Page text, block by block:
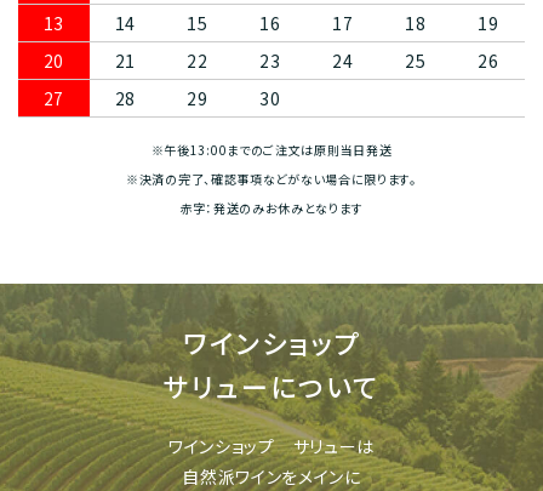
13
14 15 16 17 18
19
20
21 22 23 24 25
26
27
28 29 30
※午後13:00までのご注文は原則当日発送
※決済の完了、確認事項などがない場合に限ります。
赤字：発送のみお休みとなります
ワインショップ
サリューについて
ワインショップ サリューは
自然派ワインをメインに